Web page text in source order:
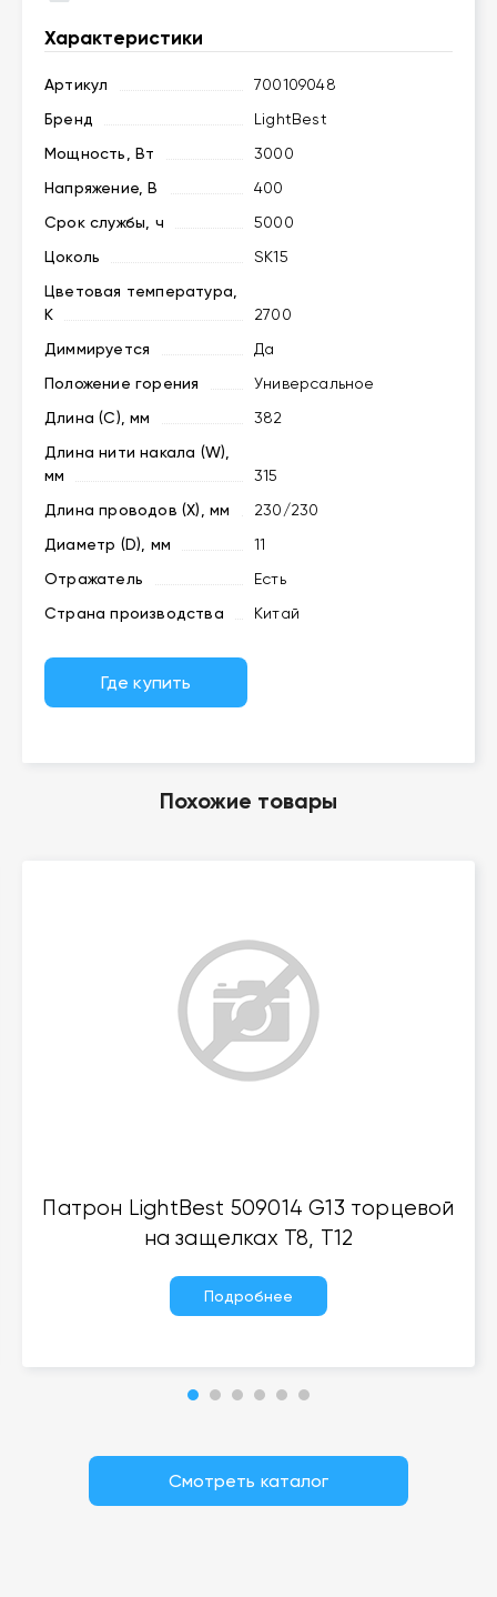
Характеристики
Артикул
700109048
Бренд
LightBest
Мощность, Вт
3000
Напряжение, В
400
Срок службы, ч
5000
Цоколь
SK15
Цветовая температура,
K
2700
Диммируется
Да
Положение горения
Универсальное
Длина (C), мм
382
Длина нити накала (W),
мм
315
Длина проводов (X), мм
230/230
Диаметр (D), мм
11
Отражатель
Есть
Страна производства
Китай
Где купить
Похожие товары
Патрон LightBest 509014 G13 торцевой
на защелках T8, T12
Подробнее
Смотреть каталог